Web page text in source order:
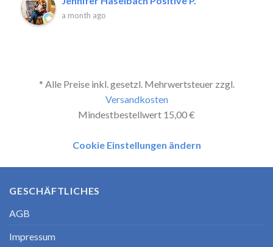
a month ago
* Alle Preise inkl. gesetzl. Mehrwertsteuer zzgl.
Versandkosten
Mindestbestellwert 15,00 €
Cookie Einstellungen ändern
GESCHÄFTLICHES
AGB
Impressum